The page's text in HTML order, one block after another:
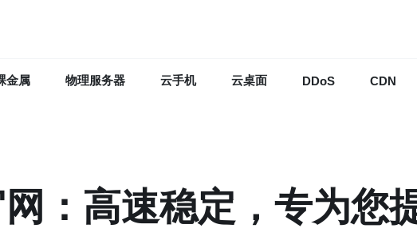
金属 物理服务器 云手机 云桌面 DDoS CDN
：高速稳定，专为您